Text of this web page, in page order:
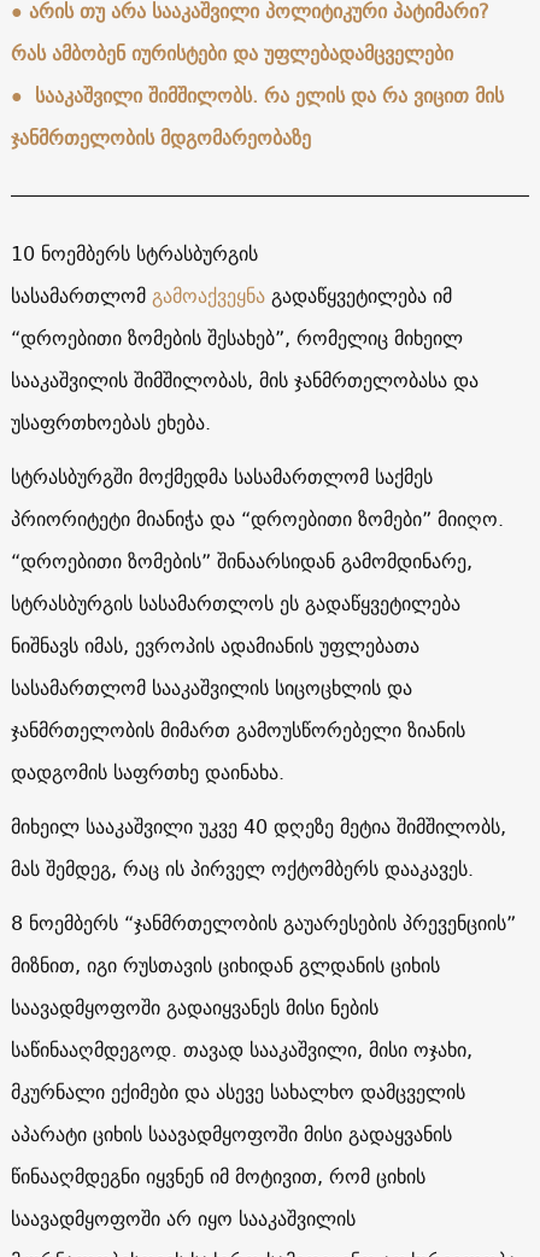
● არის თუ არა სააკაშვილი პოლიტიკური პატიმარი?
რას ამბობენ იურისტები და უფლებადამცველები
● სააკაშვილი შიმშილობს. რა ელის და რა ვიცით მის
ჯანმრთელობის მდგომარეობაზე
10 ნოემბერს სტრასბურგის
სასამართლომგამოაქვეყნაგადაწყვეტილება იმ
“დროებითი ზომების შესახებ”, რომელიც მიხეილ
სააკაშვილის შიმშილობას, მის ჯანმრთელობასა და
უსაფრთხოებას ეხება.
სტრასბურგში მოქმედმა სასამართლომ საქმეს
პრიორიტეტი მიანიჭა და “დროებითი ზომები” მიიღო.
“დროებითი ზომების” შინაარსიდან გამომდინარე,
სტრასბურგის სასამართლოს ეს გადაწყვეტილება
ნიშნავს იმას, ევროპის ადამიანის უფლებათა
სასამართლომ სააკაშვილის სიცოცხლის და
ჯანმრთელობის მიმართ გამოუსწორებელი ზიანის
დადგომის საფრთხე დაინახა.
მიხეილ სააკაშვილი უკვე 40 დღეზე მეტია შიმშილობს,
მას შემდეგ, რაც ის პირველ ოქტომბერს დააკავეს.
8 ნოემბერს “ჯანმრთელობის გაუარესების პრევენციის”
მიზნით, იგი რუსთავის ციხიდან გლდანის ციხის
საავადმყოფოში გადაიყვანეს მისი ნების
საწინააღმდეგოდ. თავად სააკაშვილი, მისი ოჯახი,
მკურნალი ექიმები და ასევე სახალხო დამცველის
აპარატი ციხის საავადმყოფოში მისი გადაყვანის
წინააღმდეგნი იყვნენ იმ მოტივით, რომ ციხის
საავადმყოფოში არ იყო სააკაშვილის